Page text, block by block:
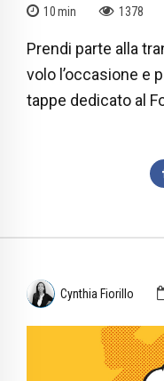
10min 1378
Prendi parte alla
volo l’occasione e
tappe dedicato al
Cynthia Fiorillo